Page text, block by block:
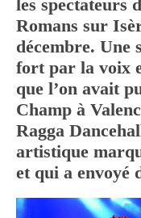
les spectateurs
Romans sur
décembre. Une
fort par la voix
que l’on avait
Champ à
Ragga
artistique
et qui a envoyé